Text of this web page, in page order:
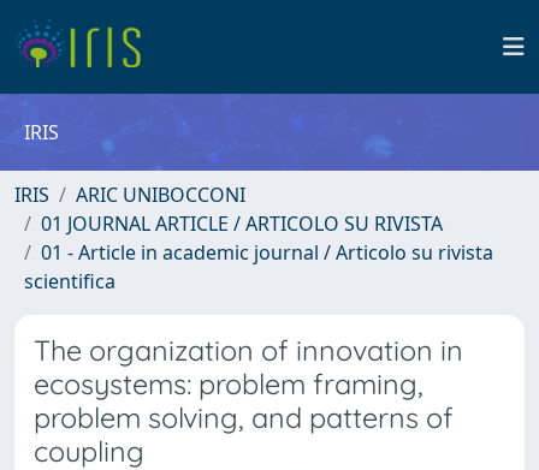
IRIS
IRIS
ARIC UNIBOCCONI
01 JOURNAL ARTICLE / ARTICOLO SU RIVISTA
01 - Article in academic journal / Articolo su rivista
scientifica
The organization of innovation in
ecosystems: problem framing,
problem solving, and patterns of
coupling